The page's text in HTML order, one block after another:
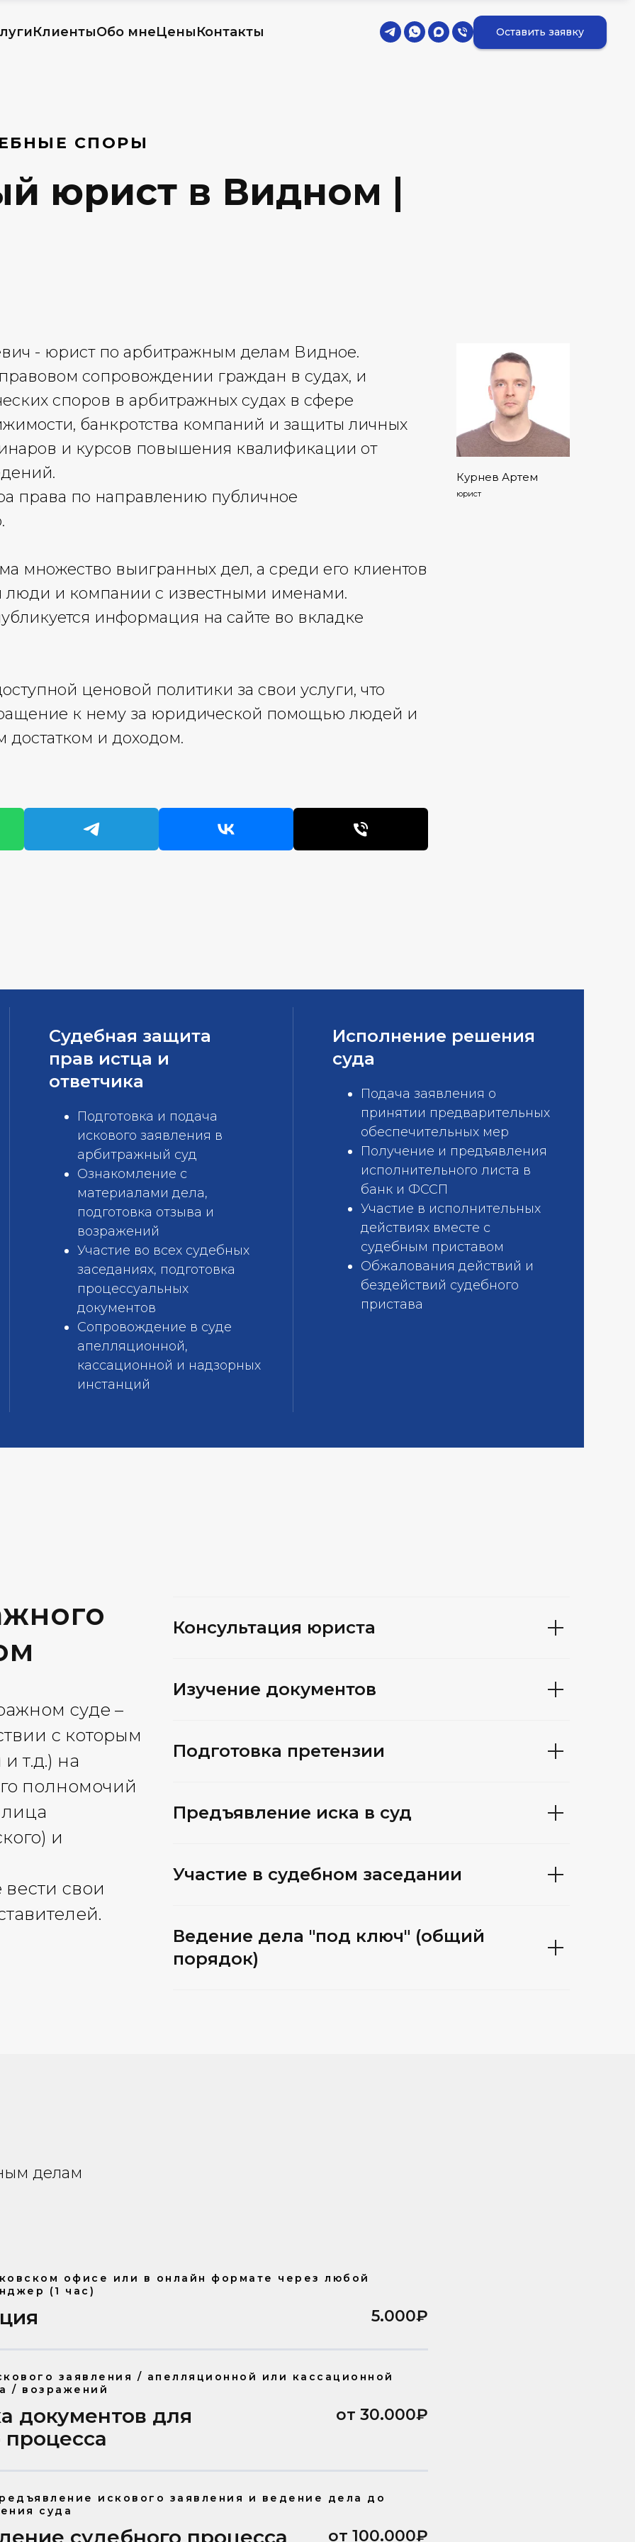
КлиентыОбо мнеЦеныКонтакты Оставить заявку
СПОРЫ
юрист в Видном |
- юрист по арбитражным делам Видное.
сопровождении граждан в судах, и
споров в арбитражных судах в сфере
банкротства компаний и защиты личных
и курсов повышения квалификации от
права по направлению публичное
множество выигранных дел, а среди его клиентов
люди и компании с известными именами.
информация на сайте во вкладке
ценовой политики за свои услуги, что
к нему за юридической помощью людей и
и доходом.
Курнев Артем
юрист
Судебная защита
прав истца и
ответчика
Подготовка и подача
искового заявления в
арбитражный суд
Ознакомление с
материалами дела,
подготовка отзыва и
возражений
Участие во всех судебных
заседаниях, подготовка
процессуальных
документов
Сопровождение в суде
апелляционной,
кассационной и надзорных
инстанций
Исполнение решения
суда
Подача заявления о
принятии предварительных
обеспечительных мер
Получение и предъявления
исполнительного листа в
банк и ФССП
Участие в исполнительных
действиях вместе с
судебным приставом
Обжалования действий и
бездействий судебного
пристава
суде –
с которым
т.д.) на
полномочий
лица
и
свои
Консультация юриста
Изучение документов
Подготовка претензии
Предъявление иска в суд
Участие в судебном заседании
Ведение дела "под ключ" (общий
порядок)
делам
офисе или в онлайн формате через любой
(1 час)
5.000₽
заявления / апелляционной или кассационной
/ возражений
документов для
процесса
от 30.000₽
искового заявления и ведение дела до
суда
судебного процесса от 100.000₽